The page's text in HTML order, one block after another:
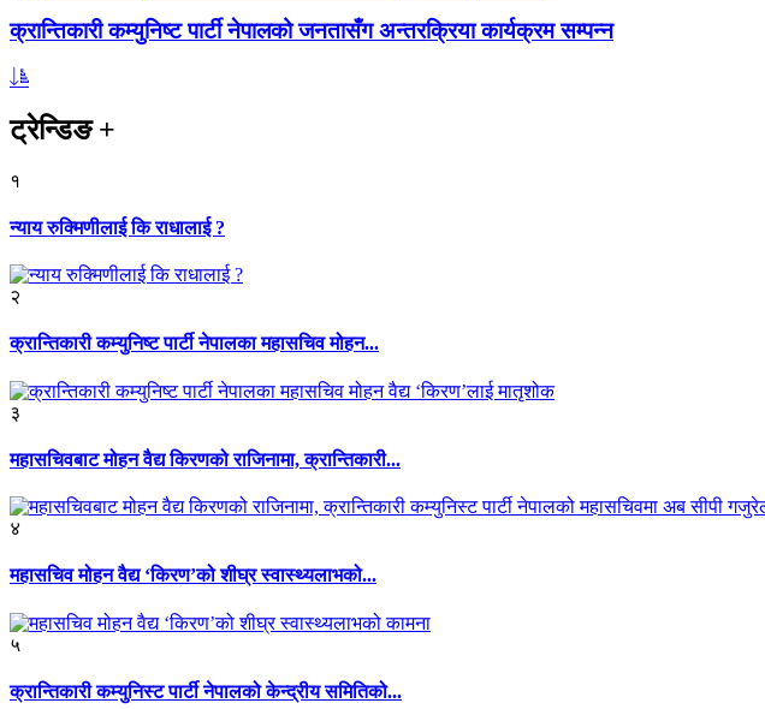
क्रान्तिकारी कम्युनिष्ट पार्टी नेपालको जनतासँग अन्तरक्रिया कार्यक्रम सम्पन्न
ट्रेन्डिङ+
१
न्याय रुक्मिणीलाई कि राधालाई ?
२
क्रान्तिकारी कम्युनिष्ट पार्टी नेपालका महासचिव मोहन...
३
महासचिवबाट मोहन वैद्य किरणको राजिनामा, क्रान्तिकारी...
४
महासचिव मोहन वैद्य ‘किरण’को शीघ्र स्वास्थ्यलाभको...
५
क्रान्तिकारी कम्युनिस्ट पार्टी नेपालको केन्द्रीय समितिको...